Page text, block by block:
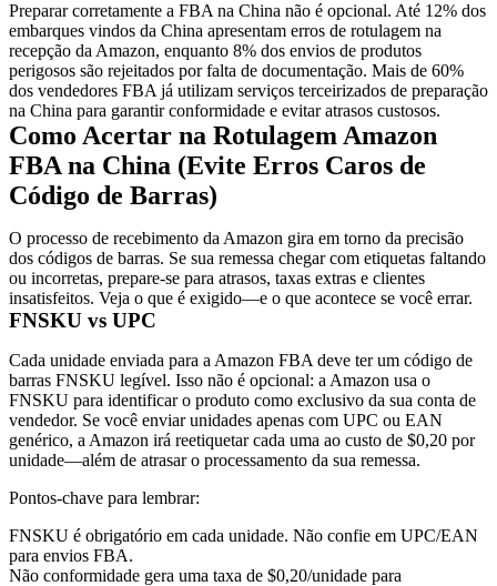
Preparar corretamente a FBA na China não é opcional. Até 12% dos
embarques vindos da China apresentam erros de rotulagem na
recepção da Amazon, enquanto 8% dos envios de produtos
perigosos são rejeitados por falta de documentação. Mais de 60%
dos vendedores FBA já utilizam serviços terceirizados de preparação
na China para garantir conformidade e evitar atrasos custosos.
Como Acertar na Rotulagem Amazon
FBA na China (Evite Erros Caros de
Código de Barras)
O processo de recebimento da Amazon gira em torno da precisão
dos códigos de barras. Se sua remessa chegar com etiquetas faltando
ou incorretas, prepare-se para atrasos, taxas extras e clientes
insatisfeitos. Veja o que é exigido—e o que acontece se você errar.
FNSKU vs UPC
Cada unidade enviada para a Amazon FBA deve ter um código de
barras FNSKU legível. Isso não é opcional: a Amazon usa o
FNSKU para identificar o produto como exclusivo da sua conta de
vendedor. Se você enviar unidades apenas com UPC ou EAN
genérico, a Amazon irá reetiquetar cada uma ao custo de $0,20 por
unidade—além de atrasar o processamento da sua remessa.
Pontos-chave para lembrar:
FNSKU é obrigatório em cada unidade. Não confie em UPC/EAN
para envios FBA.
Não conformidade gera uma taxa de $0,20/unidade para